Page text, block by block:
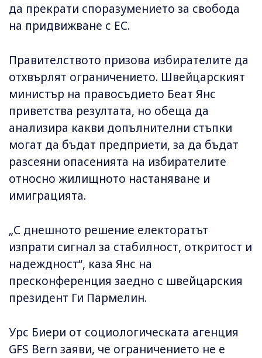
да прекрати споразумението за свобода
на придвижване с ЕС.
Правителството призова избирателите да
отхвърлят ограничението. Швейцарският
министър на правосъдието Беат Янс
приветства резултата, но обеща да
анализира какви допълнителни стъпки
могат да бъдат предприети, за да бъдат
разсеяни опасенията на избирателите
относно жилищното настаняване и
имиграцията.
„С днешното решение електоратът
изпрати сигнал за стабилност, откритост и
надеждност“, каза Янс на
пресконференция заедно с швейцарския
президент Ги Пармелин.
Урс Биери от социологическата агенция
GFS Bern заяви, че ограничението не е